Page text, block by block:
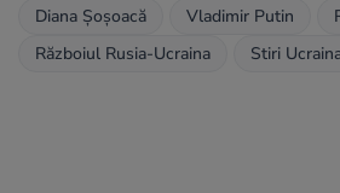
Diana Șoșoacă Vladimir Putin
Războiul Rusia-Ucraina
Stiri